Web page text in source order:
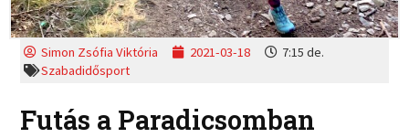
Simon Zsófia Viktória 2021-03-18
7:15 de.
Szabadidősport
Futás a Paradicsomban